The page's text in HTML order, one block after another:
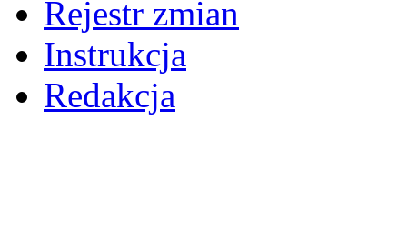
Rejestr zmian
Instrukcja
Redakcja